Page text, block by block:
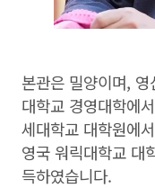
본관은 밀양이며,
대학교 경영대학에
세대학교 대학원에
영국 워릭대학교 대
득하였습니다.